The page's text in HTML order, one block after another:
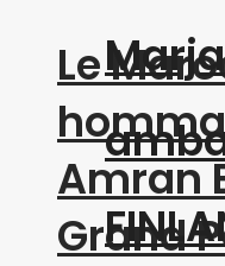
Le
Amran
Grand